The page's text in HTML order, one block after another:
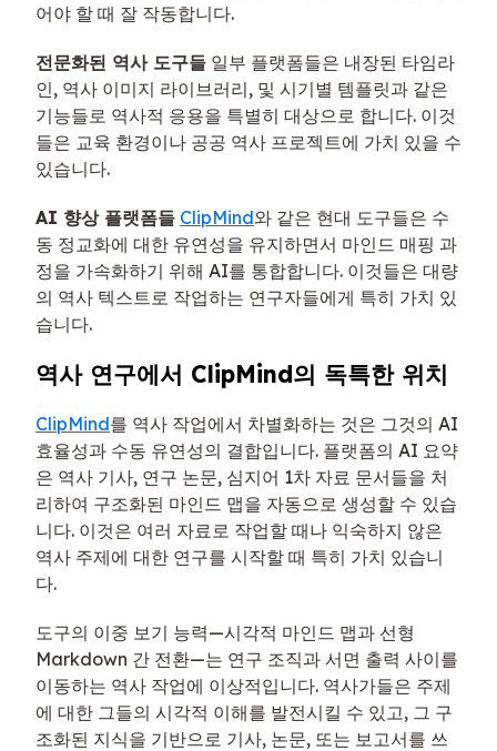
어야 할 때 잘 작동합니다.
전문화된 역사 도구들 일부 플랫폼들은 내장된 타임라
인, 역사 이미지 라이브러리, 및 시기별 템플릿과 같은
기능들로 역사적 응용을 특별히 대상으로 합니다. 이것
들은 교육 환경이나 공공 역사 프로젝트에 가치 있을 수
있습니다.
AI 향상 플랫폼들 ClipMind와 같은 현대 도구들은 수
동 정교화에 대한 유연성을 유지하면서 마인드 매핑 과
정을 가속화하기 위해 AI를 통합합니다. 이것들은 대량
의 역사 텍스트로 작업하는 연구자들에게 특히 가치 있
습니다.
역사 연구에서 ClipMind의 독특한 위치
ClipMind를 역사 작업에서 차별화하는 것은 그것의 AI
효율성과 수동 유연성의 결합입니다. 플랫폼의 AI 요약
은 역사 기사, 연구 논문, 심지어 1차 자료 문서들을 처
리하여 구조화된 마인드 맵을 자동으로 생성할 수 있습
니다. 이것은 여러 자료로 작업할 때나 익숙하지 않은
역사 주제에 대한 연구를 시작할 때 특히 가치 있습니
다.
도구의 이중 보기 능력—시각적 마인드 맵과 선형
Markdown 간 전환—는 연구 조직과 서면 출력 사이를
이동하는 역사 작업에 이상적입니다. 역사가들은 주제
에 대한 그들의 시각적 이해를 발전시킬 수 있고, 그 구
조화된 지식을 기반으로 기사, 논문, 또는 보고서를 쓰